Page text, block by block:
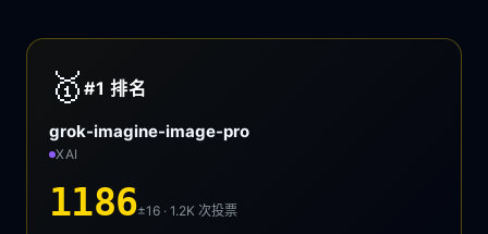
🥇 #1排名
grok-imagine-image-pro
XAI
1186±16 · 1.2K次投票